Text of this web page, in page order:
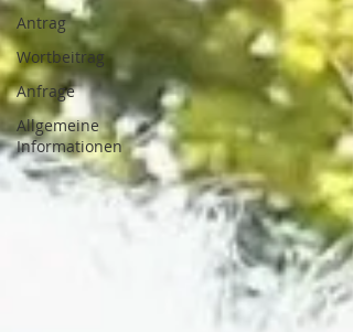
Antrag
Wortbeitrag
Anfrage
Allgemeine
Informationen